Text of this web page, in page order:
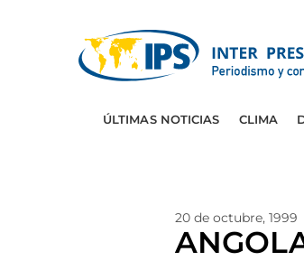
ÚLTIMAS NOTICIAS CLIMA
20 de octubre, 1999